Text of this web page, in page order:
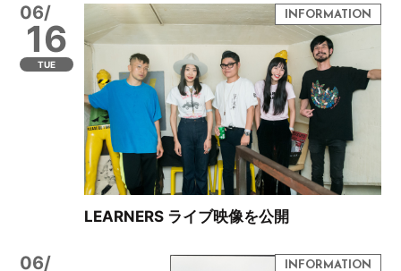
06/
16
TUE
LEARNERS ライブ映像を公開
06/